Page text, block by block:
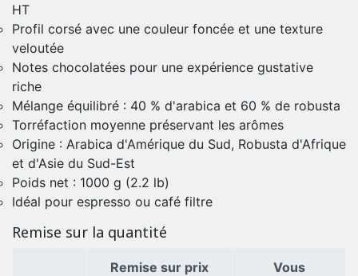
HT
Profil corsé avec une couleur foncée et une texture
veloutée
Notes chocolatées pour une expérience gustative
riche
Mélange équilibré : 40 % d'arabica et 60 % de robusta
Torréfaction moyenne préservant les arômes
Origine : Arabica d'Amérique du Sud, Robusta d'Afrique
et d'Asie du Sud-Est
Poids net : 1000 g (2.2 lb)
Idéal pour espresso ou café filtre
Remise sur la quantité
Remise sur prix
Vous